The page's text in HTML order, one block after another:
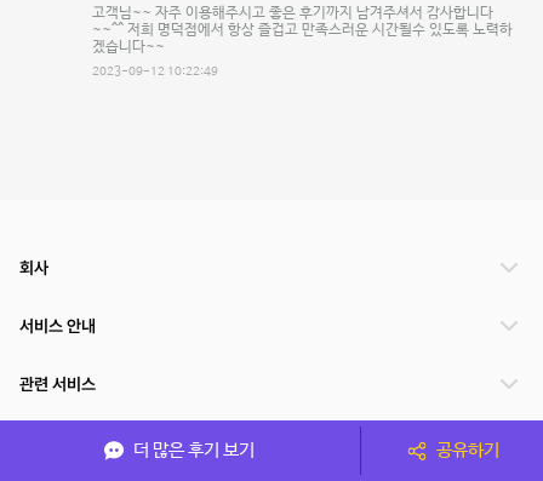
고객님~~ 자주 이용해주시고 좋은 후기까지 남겨주셔서 감사합니다
~~^^ 저희 명덕점에서 항상 즐겁고 만족스러운 시간될수 있도록 노력하
겠습니다~~
2023-09-12 10:22:49
더 많은 후기 보기 공유하기
회사
서비스 안내
관련 서비스